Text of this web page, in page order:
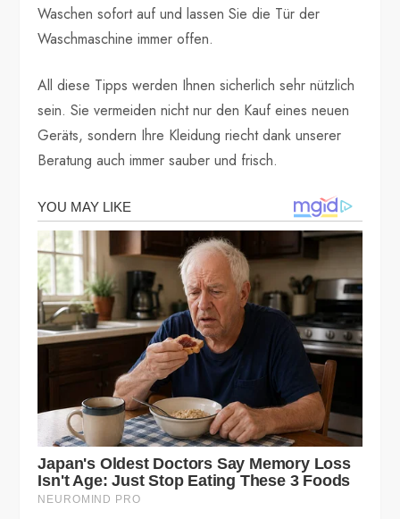
Waschen sofort auf und lassen Sie die Tür der
Waschmaschine immer offen.
All diese Tipps werden Ihnen sicherlich sehr nützlich
sein. Sie vermeiden nicht nur den Kauf eines neuen
Geräts, sondern Ihre Kleidung riecht dank unserer
Beratung auch immer sauber und frisch.